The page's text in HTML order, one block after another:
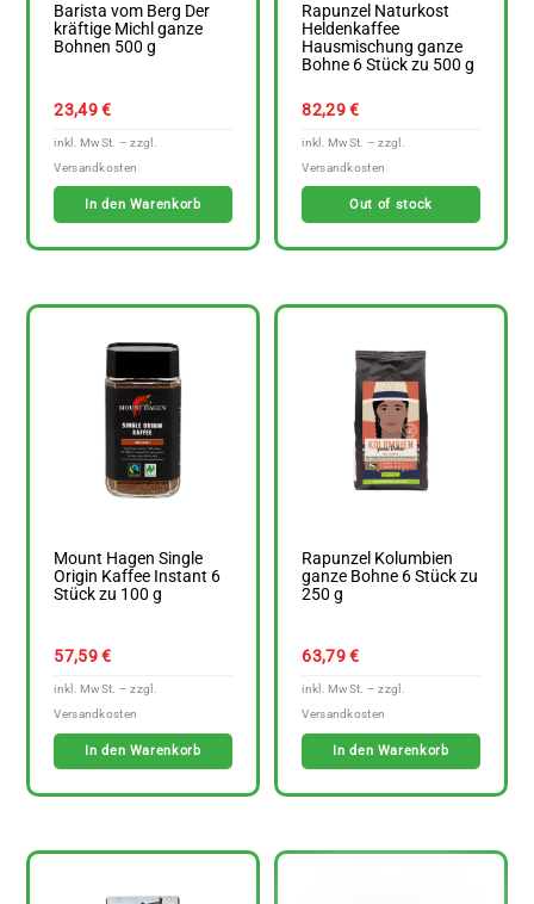
Barista vom Berg Der
kräftige Michl ganze
Bohnen 500 g
23,49€
In den Warenkorb
Rapunzel Naturkost
Heldenkaffee
Hausmischung ganze
Bohne 6 Stück zu 500 g
82,29€
Out of stock
Mount Hagen Single
Origin Kaffee Instant 6
Stück zu 100 g
57,59€
In den Warenkorb
Rapunzel Kolumbien
ganze Bohne 6 Stück zu
250 g
63,79€
In den Warenkorb